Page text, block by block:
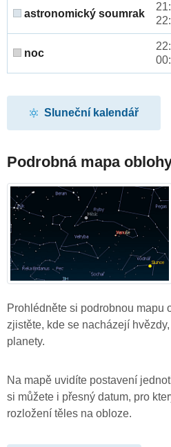
astronomický soumrak
noc
Sluneční kalendář
Podrobná mapa
Prohlédněte si podrobnou mapu
zjistěte, kde se nacházejí
planety.
Na mapě uvidíte postavení
si můžete i přesný datum, pro
rozložení těles na obloze.